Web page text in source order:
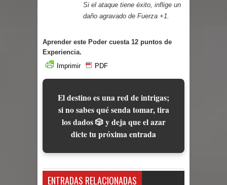
Si el ataque tiene éxito, inflige un
daño agravado de Fuerza +1.
Aprender este Poder cuesta 12 puntos de
Experiencia.
Imprimir
PDF
El destino es una red de intrigas;
si no sabes qué senda tomar, tira
los dados 🎲 y deja que el azar
dicte tu próxima entrada
ENTRADAS RELACIONADAS